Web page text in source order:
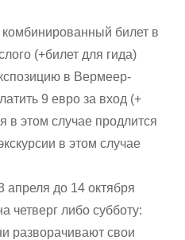
билет в
(+билет для гида)
в Вермеер-
9 евро за вход (+
в этом случае продлится
в этом случае
апреля до 14 октября
четверг либо субботу:
разворачивают свои